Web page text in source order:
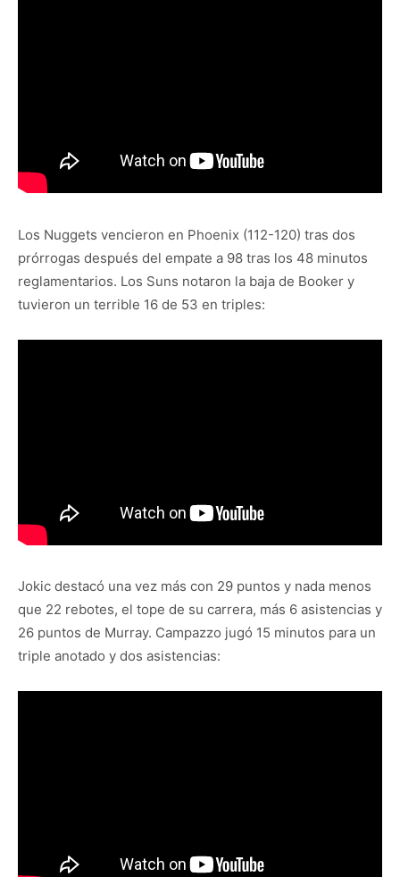
Los Nuggets vencieron en Phoenix (112-120) tras dos
prórrogas después del empate a 98 tras los 48 minutos
reglamentarios. Los Suns notaron la baja de Booker y
tuvieron un terrible 16 de 53 en triples:
Jokic destacó una vez más con 29 puntos y nada menos
que 22 rebotes, el tope de su carrera, más 6 asistencias y
26 puntos de Murray. Campazzo jugó 15 minutos para un
triple anotado y dos asistencias: